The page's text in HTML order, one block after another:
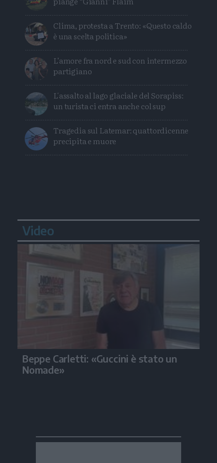
Clima, protesta a Trento: «Questo caldo
è una scelta politica»
L’amore fra nord e sud con intermezzo
partigiano
L'assalto al lago glaciale del Sorapiss:
un turista ci entra anche col sup
Tragedia sul Latemar: quattordicenne
precipita e muore
Video
Beppe Carletti: «Guccini è stato un
Nomade»